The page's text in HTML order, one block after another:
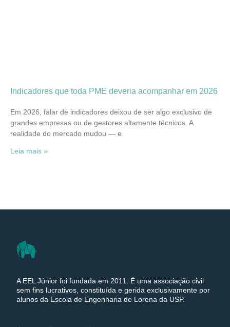
Indicadores que toda PME deveria acompanhar em 2026
Em 2026, falar de indicadores deixou de ser algo exclusivo de
grandes empresas ou de gestores altamente técnicos. A
realidade do mercado mudou — e
Leia mais »
A EEL Júnior foi fundada em 2011. É uma associação civil
sem fins lucrativos, constituída e gerida exclusivamente por
alunos da Escola de Engenharia de Lorena da USP.